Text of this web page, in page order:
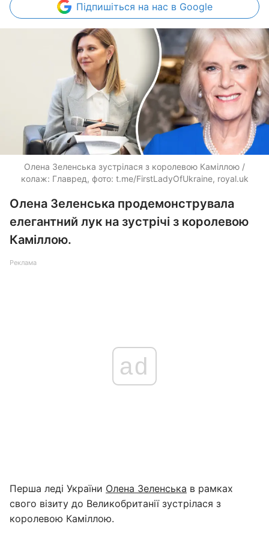
Підпишіться на нас в Google
Олена Зеленська зустрілася з королевою Каміллою /
колаж: Главред, фото: t.me/FirstLadyOfUkraine, royal.uk
Олена Зеленська продемонструвала
елегантний лук на зустрічі з королевою
Каміллою.
Реклама
ad
Перша леді України Олена Зеленська в рамках
свого візиту до Великобританії зустрілася з
королевою Каміллою.